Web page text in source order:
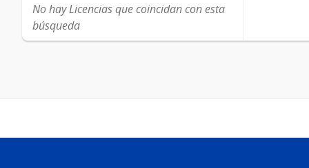
No hay Licencias que coincidan con esta
búsqueda